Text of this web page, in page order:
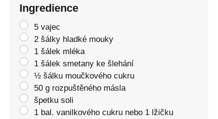
Ingredience
5 vajec
2 šálky hladké mouky
1 šálek mléka
1 šálek smetany ke šlehání
½ šálku moučkového cukru
50 g rozpuštěného másla
špetku soli
1 bal. vanilkového cukru nebo 1 lžičku